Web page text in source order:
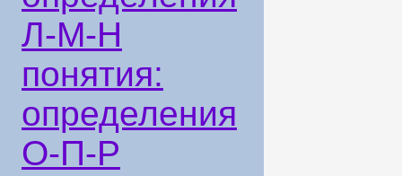
Л-М-Н
понятия:
определения
О-П-Р